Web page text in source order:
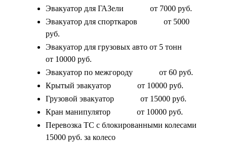
Эвакуатор для ГАЗели
от 7000 руб.
Эвакуатор для спорткаров
от 5000
руб.
Эвакуатор для грузовых авто от 5 тонн
от 10000 руб.
Эвакуатор по межгороду
от 60 руб.
Крытый эвакуатор
от 10000 руб.
Грузовой эвакуатор
от 15000 руб.
Кран манипулятор
от 10000 руб.
Перевозка ТС с блокированными колесами
15000 руб. за колесо